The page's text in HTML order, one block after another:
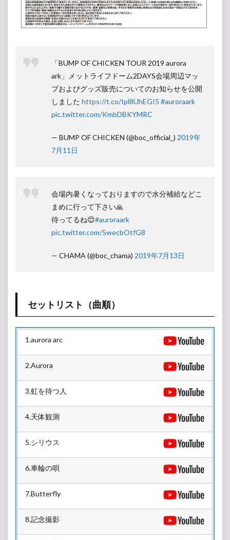
「BUMP OF CHICKEN TOUR 2019 aurora
ark」メットライフドーム2DAYS会場周辺マッ
プおよびグッズ販売についてのお知らせを公開
しました https://t.co/Ipl8UhEGI5 #auroraark
pic.twitter.com/KmbDBKYMRC
— BUMP OF CHICKEN (@boc_official_) 2019年
7月11日
会場内暑くなっておりますので水分補給などこ
まめに行って下さい🙏
待ってるね😊#auroraark
pic.twitter.com/5wecbOtfG8
— CHAMA (@boc_chama) 2019年7月13日
セットリスト（曲順）
1.aurora arc
2.Aurora
3.虹を待つ人
4.天体観測
5.シリウス
6.車輪の唄
7.Butterfly
8.記念撮影